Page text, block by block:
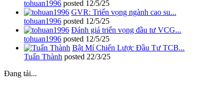
tohuan1996 posted 12/5/25
GVR: Triển vọng ngành cao su...
tohuan1996 posted 12/5/25
Đánh giá triển vọng đầu tư VCG...
tohuan1996 posted 12/5/25
Bật Mí Chiến Lược Đầu Tư TCB...
Tuấn Thành posted 22/3/25
Đang tải...